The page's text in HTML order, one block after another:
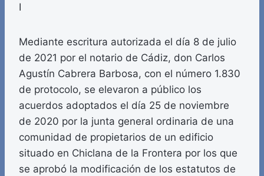
I
Mediante escritura autorizada el día 8 de julio
de 2021 por el notario de Cádiz, don Carlos
Agustín Cabrera Barbosa, con el número 1.830
de protocolo, se elevaron a público los
acuerdos adoptados el día 25 de noviembre
de 2020 por la junta general ordinaria de una
comunidad de propietarios de un edificio
situado en Chiclana de la Frontera por los que
se aprobó la modificación de los estatutos de